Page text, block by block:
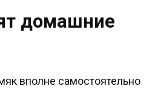
домашние
вполне самостоятельно